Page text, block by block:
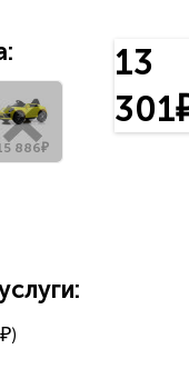
886₽
13